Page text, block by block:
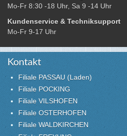
Mo-Fr 8:30 -18 Uhr, Sa 9 -14 Uhr
Kundenservice & Techniksupport
Mo-Fr 9-17 Uhr
Kontakt
Filiale PASSAU (Laden)
Filiale POCKING
Filiale VILSHOFEN
Filiale OSTERHOFEN
Filiale WALDKIRCHEN